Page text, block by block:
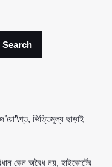
Search
ভিত্তিমূল্য ছাড়াই
কেন অবৈধ নয়, হাইকোর্টের